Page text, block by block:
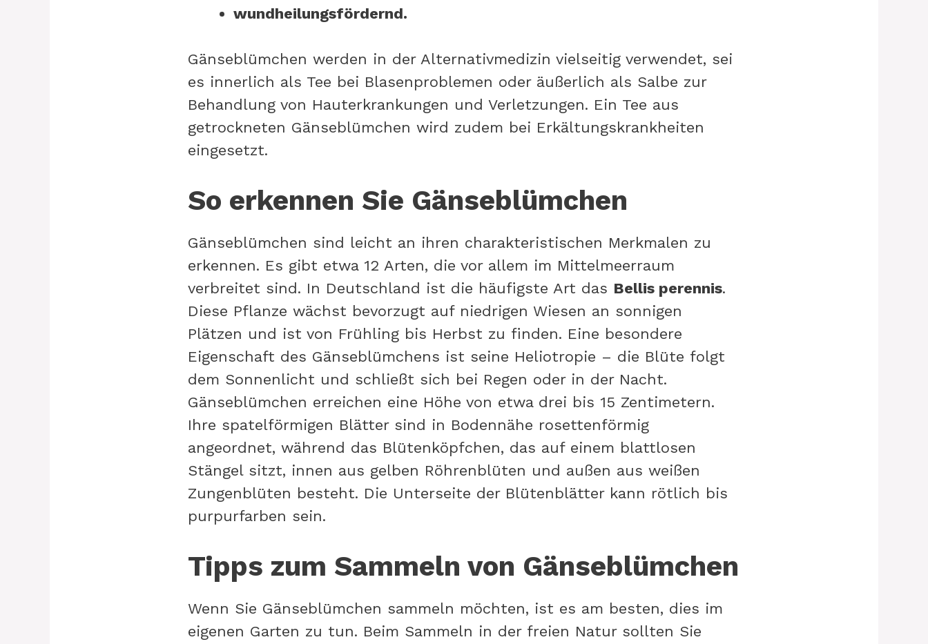
wundheilungsfördernd.
Gänseblümchen werden in der Alternativmedizin vielseitig verwendet, sei
es innerlich als Tee bei Blasenproblemen oder äußerlich als Salbe zur
Behandlung von Hauterkrankungen und Verletzungen. Ein Tee aus
getrockneten Gänseblümchen wird zudem bei Erkältungskrankheiten
eingesetzt.
So erkennen Sie Gänseblümchen
Gänseblümchen sind leicht an ihren charakteristischen Merkmalen zu
erkennen. Es gibt etwa 12 Arten, die vor allem im Mittelmeerraum
verbreitet sind. In Deutschland ist die häufigste Art das Bellis perennis.
Diese Pflanze wächst bevorzugt auf niedrigen Wiesen an sonnigen
Plätzen und ist von Frühling bis Herbst zu finden. Eine besondere
Eigenschaft des Gänseblümchens ist seine Heliotropie – die Blüte folgt
dem Sonnenlicht und schließt sich bei Regen oder in der Nacht.
Gänseblümchen erreichen eine Höhe von etwa drei bis 15 Zentimetern.
Ihre spatelförmigen Blätter sind in Bodennähe rosettenförmig
angeordnet, während das Blütenköpfchen, das auf einem blattlosen
Stängel sitzt, innen aus gelben Röhrenblüten und außen aus weißen
Zungenblüten besteht. Die Unterseite der Blütenblätter kann rötlich bis
purpurfarben sein.
Tipps zum Sammeln von Gänseblümchen
Wenn Sie Gänseblümchen sammeln möchten, ist es am besten, dies im
eigenen Garten zu tun. Beim Sammeln in der freien Natur sollten Sie